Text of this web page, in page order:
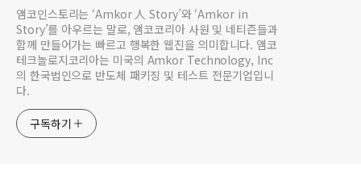
앰코인스토리는 ‘Amkor 人 Story’와 ‘Amkor in
Story’를 아우르는 말로, 앰코코리아 사원 및 네티즌들과
함께 만들어가는 빠르고 행복한 웹진을 의미합니다. 앰코
테크놀로지코리아는 미국의 Amkor Technology, Inc
의 한국법인으로 반도체 패키징 및 테스트 전문기업입니
다.
구독하기